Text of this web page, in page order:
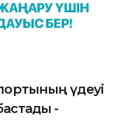
үдеуі
-